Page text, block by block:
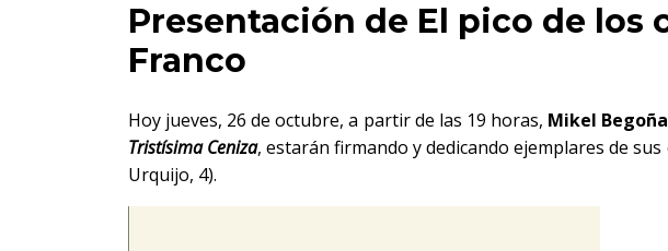
Presentación de El pico de los
Franco
Hoy jueves, 26 de octubre, a partir de las 19 horas, Mikel Begoña
Tristísima Ceniza, estarán firmando y dedicando ejemplares de sus
Urquijo, 4).